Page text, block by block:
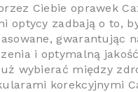
Ciebie oprawek
optycy zadbają o to,
gwarantując
i optymalną
wybierać między
korekcyjnymi